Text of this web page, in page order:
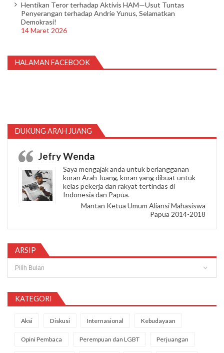
Hentikan Teror terhadap Aktivis HAM—Usut Tuntas
Penyerangan terhadap Andrie Yunus, Selamatkan
Demokrasi!
14 Maret 2026
HALAMAN FACEBOOK
DUKUNG ARAH JUANG
Jefry Wenda
Saya mengajak anda untuk berlangganan
koran Arah Juang, koran yang dibuat untuk
kelas pekerja dan rakyat tertindas di
Indonesia dan Papua.
Mantan Ketua Umum Aliansi Mahasiswa
Papua 2014-2018
ARSIP
KATEGORI
Aksi Diskusi Internasional Kebudayaan
Opini Pembaca Perempuan dan LGBT Perjuangan